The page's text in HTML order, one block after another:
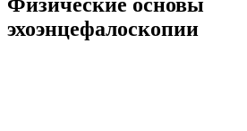
эхоэнцефалоскопии